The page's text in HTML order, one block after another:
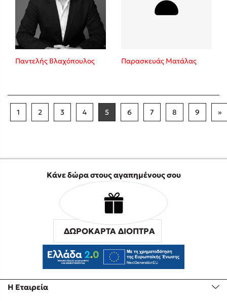
Παντελής Βλαχόπουλος Παρασκευάς Ματάλας
1 2 3 4 5 6 7 8 9 »
Η Εταιρεία
Κάνε δώρα στους αγαπημένους σου
ΔΩΡΟΚΑΡΤΑ ΔΙΟΠΤΡΑ